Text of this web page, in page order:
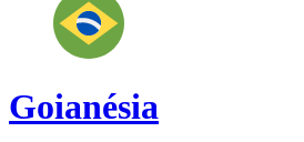
Goianésia